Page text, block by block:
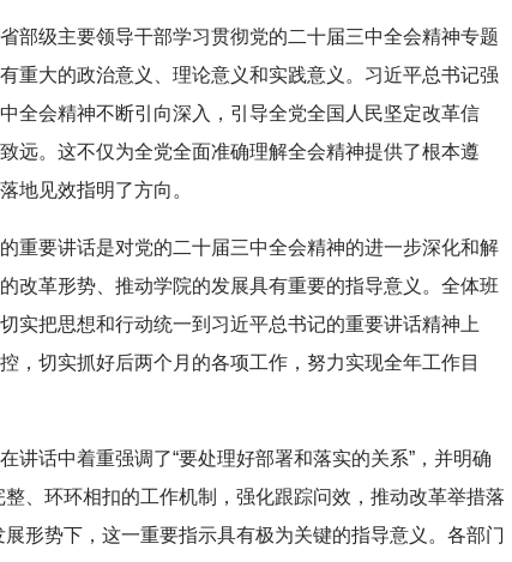
部级主要领导干部学习贯彻党的二十届三中全会精神专题
重大的政治意义、理论意义和实践意义。习近平总书记强
全会精神不断引向深入，引导全党全国人民坚定改革信
远。这不仅为全党全面准确理解全会精神提供了根本遵
地见效指明了方向。
重要讲话是对党的二十届三中全会精神的进一步深化和解
改革形势、推动学院的发展具有重要的指导意义。全体班
实把思想和行动统一到习近平总书记的重要讲话精神上
，切实抓好后两个月的各项工作，努力实现全年工作目
讲话中着重强调了“要处理好部署和落实的关系”，并明确
、环环相扣的工作机制，强化跟踪问效，推动改革举措落
形势下，这一重要指示具有极为关键的指导意义。各部门